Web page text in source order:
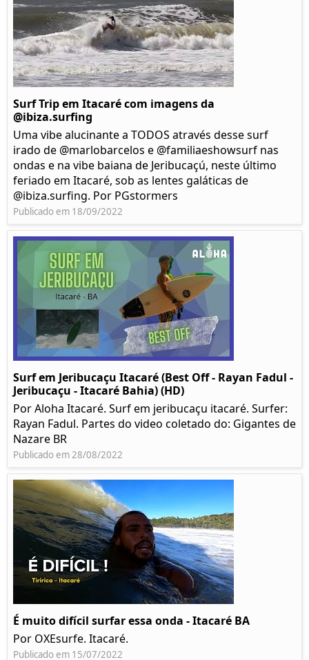
Surf Trip em Itacaré com imagens da
@ibiza.surfing
Uma vibe alucinante a TODOS através desse surf
irado de @marlobarcelos e @familiaeshowsurf nas
ondas e na vibe baiana de Jeribucaçú, neste último
feriado em Itacaré, sob as lentes galáticas de
@ibiza.surfing. Por PGstormers
Publicado em 18/09/2022
Surf em Jeribucaçu Itacaré (Best Off - Rayan Fadul -
Jeribucaçu - Itacaré Bahia) (HD)
Por Aloha Itacaré. Surf em jeribucaçu itacaré. Surfer:
Rayan Fadul. Partes do video coletado do: Gigantes de
Nazare BR
Publicado em 28/08/2022
É muito difícil surfar essa onda - Itacaré BA
Por OXEsurfe. Itacaré.
Publicado em 15/07/2022